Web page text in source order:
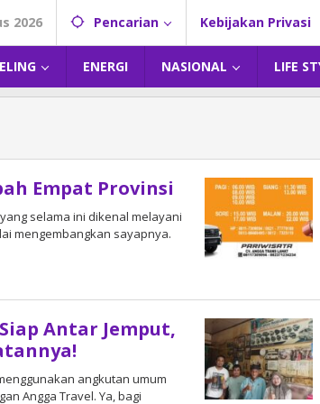
2026 Pencarian Kebijakan Privasi
ENERGI NASIONAL LIFE
Empat Provinsi
selama ini dikenal melayani
mengembangkan sayapnya.
Antar Jemput,
angkutan umum
Angga Travel. Ya, bagi